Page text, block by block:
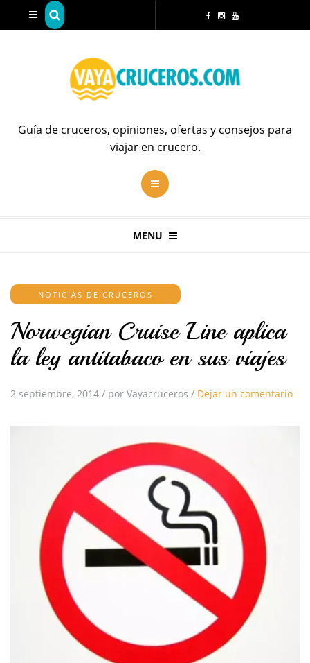
Guía de cruceros, opiniones, ofertas y consejos para
viajar en crucero.
MENU
NOTICIAS DE CRUCEROS
Norwegian Cruise Line aplica
la ley antitabaco en sus viajes
2 septiembre, 2014 / por Vayacruceros / Dejar un comentario